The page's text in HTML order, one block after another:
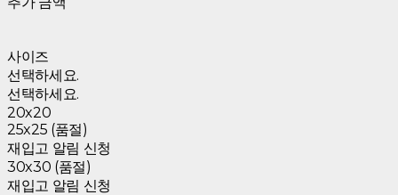
사이즈
선택하세요.
선택하세요.
20x20
25x25 (품절)
재입고 알림 신청
30x30 (품절)
재입고 알림 신청